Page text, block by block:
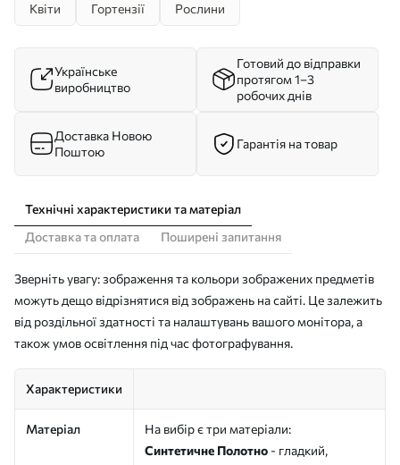
Квіти Гортензії Рослини
Українське
виробництво
Готовий до відправки
протягом 1–3
робочих днів
Доставка Новою
Поштою
Гарантія на товар
Технічні характеристики та матеріал
Доставка та оплата
Поширені запитання
Зверніть увагу: зображення та кольори зображених предметів
можуть дещо відрізнятися від зображень на сайті. Це залежить
від роздільної здатності та налаштувань вашого монітора, а
також умов освітлення під час фотографування.
Характеристики
Матеріал
На вибір є три матеріали:
Синтетичне Полотно - гладкий,